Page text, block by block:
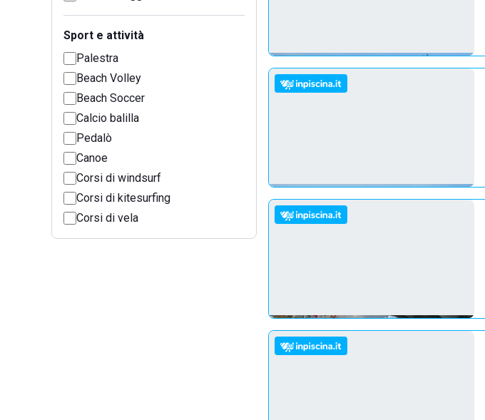
Sport e attività
Palestra
Beach Volley
Beach Soccer
Calcio balilla
Pedalò
Canoe
Corsi di windsurf
Corsi di kitesurfing
Corsi di vela